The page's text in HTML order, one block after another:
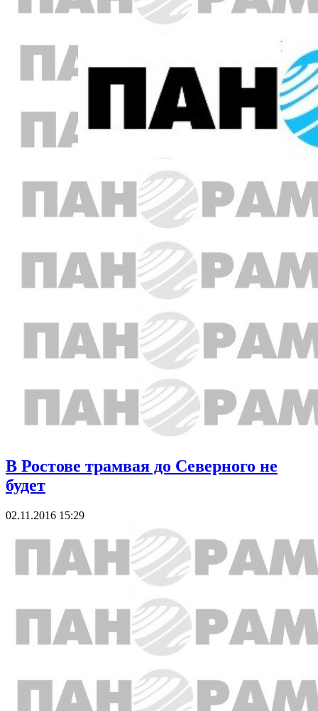
В Ростове трамвая до Северного не
будет
02.11.2016 15:29